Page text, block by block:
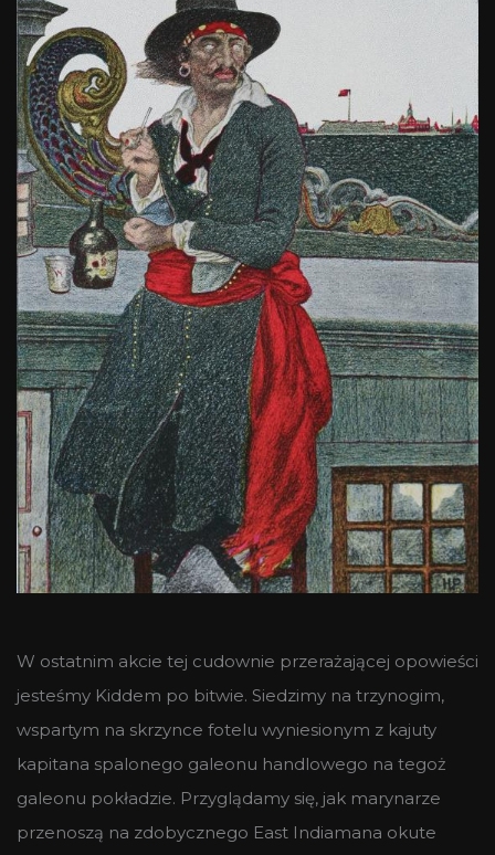
W ostatnim akcie tej cudownie przerażającej opowieści
jesteśmy Kiddem po bitwie. Siedzimy na trzynogim,
wspartym na skrzynce fotelu wyniesionym z kajuty
kapitana spalonego galeonu handlowego na tegoż
galeonu pokładzie. Przyglądamy się, jak marynarze
przenoszą na zdobycznego East Indiamana okute